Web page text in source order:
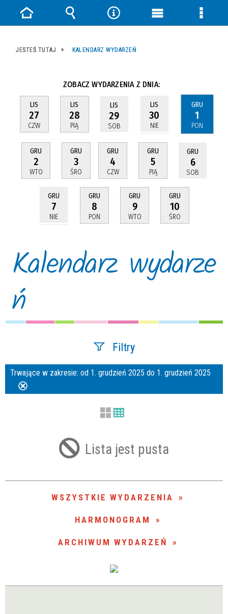
JESTEŚ TUTAJ KALENDARZ WYDARZEŃ
ZOBACZ WYDARZENIA Z DNIA:
LIS
27
CZW
LIS
28
PIĄ
LIS
29
SOB
LIS
30
NIE
GRU
1
PON
GRU
2
WTO
GRU
3
ŚRO
GRU
4
CZW
GRU
5
PIĄ
GRU
6
SOB
GRU
7
NIE
GRU
8
PON
GRU
9
WTO
GRU
10
ŚRO
Kalendarz wydarze
ń
Filtry
Szukana fraza
Trwające w zakresie
—
Trwające w zakresie: od 1. grudzień 2025 do 1. grudzień 2025
Lista jest pusta
WSZYSTKIE WYDARZENIA
HARMONOGRAM
ARCHIWUM WYDARZEŃ
Strona
główna
Wyszukiwarka
NarzędziaMenu
Menu